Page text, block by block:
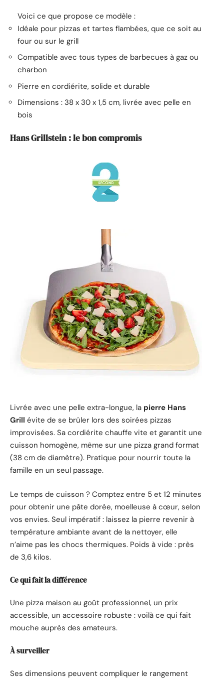
Voici ce que propose ce modèle :
Idéale pour pizzas et tartes flambées, que ce soit au
four ou sur le grill
Compatible avec tous types de barbecues à gaz ou
charbon
Pierre en cordiérite, solide et durable
Dimensions : 38 x 30 x 1,5 cm, livrée avec pelle en
bois
Hans Grillstein : le bon compromis
Livrée avec une pelle extra-longue, la pierre Hans
Grill évite de se brûler lors des soirées pizzas
improvisées. Sa cordiérite chauffe vite et garantit une
cuisson homogène, même sur une pizza grand format
(38 cm de diamètre). Pratique pour nourrir toute la
famille en un seul passage.
Le temps de cuisson ? Comptez entre 5 et 12 minutes
pour obtenir une pâte dorée, moelleuse à cœur, selon
vos envies. Seul impératif : laissez la pierre revenir à
température ambiante avant de la nettoyer, elle
n’aime pas les chocs thermiques. Poids à vide : près
de 3,6 kilos.
Ce qui fait la différence
Une pizza maison au goût professionnel, un prix
accessible, un accessoire robuste : voilà ce qui fait
mouche auprès des amateurs.
À surveiller
Ses dimensions peuvent compliquer le rangement